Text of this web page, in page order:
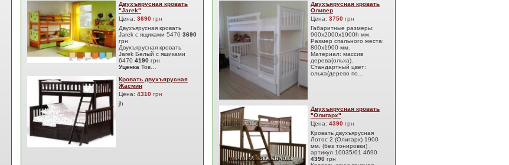
Двухъярусная кровать
"Jarek"
Цена: 3690 грн
Двухъярусная кровать
Jarek с ящиками 5470 3690
грн
Двухъярусная кровать
Jarek Белый с ящиками
6470 4190 грн
Уценка Тов…
Кровать двухъярусная
Жасмин
Цена: 4310 грн
jh
Двухъярусная кровать
Оливер
Цена: 3750 грн
Габаритные размеры:
900х2000х1900h мм.
Размер спального места:
800х1900 мм.
Материал: массив
дерева(ольха).
Стандартный цвет:
ольха(дерево по…
Двухъярусная кровать
"Олигарх"
Цена: 4390 грн
Кровать двухъярусная
Лотос 2 (Олигарх) 1900
мм. (без тонировки) ,
артикул 10035/01 4690
4390 грн